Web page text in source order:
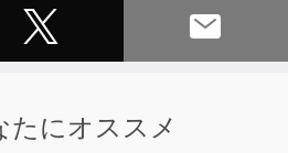
、憂うつで不機嫌になる
こんな体験をしていませんか？
たにオススメ